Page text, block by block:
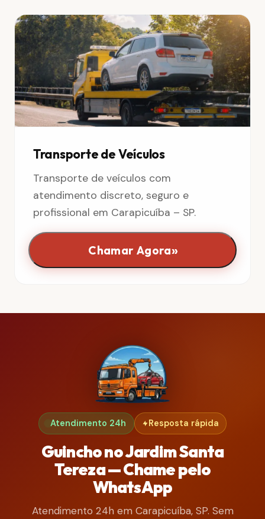
Transporte de Veículos
Transporte de veículos com
atendimento discreto, seguro e
profissional em Carapicuíba – SP.
Chamar Agora»
Atendimento 24h Resposta rápida
Guincho no Jardim Santa
Tereza — Chame pelo
WhatsApp
Atendimento 24h em Carapicuíba, SP. Sem